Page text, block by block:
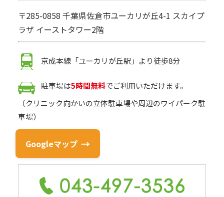
〒285-0858 千葉県佐倉市ユーカリが丘4-1 スカイプ
ラザ イーストタワー2階
京成本線「ユーカリが丘駅」より徒歩8分
駐車場は5時間無料でご利用いただけます。
（クリニック向かいの立体駐車場や周辺のワイパーク駐
車場）
Googleマップ